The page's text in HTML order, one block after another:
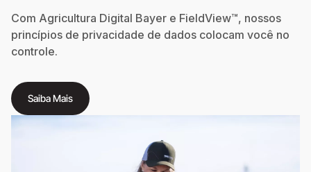
Com Agricultura Digital Bayer e FieldView™, nossos
princípios de privacidade de dados colocam você no
controle.
Saiba Mais